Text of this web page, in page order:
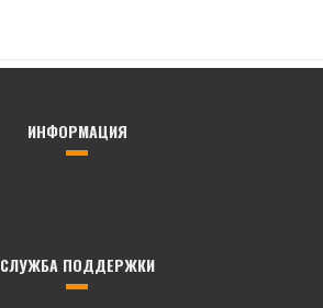
ИНФОРМАЦИЯ
СЛУЖБА ПОДДЕРЖКИ